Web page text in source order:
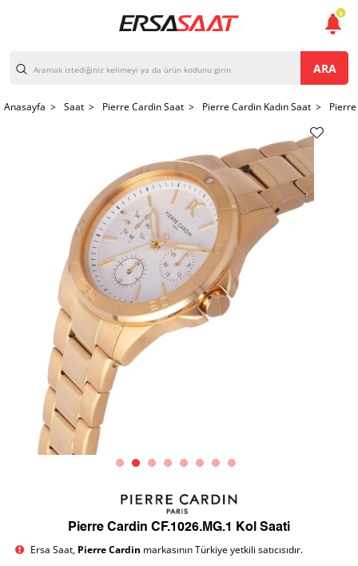
ARA
Anasayfa > Saat > Pierre Cardin Saat > Pierre Cardin Kadın Saat >
Pierre Cardin CF.1026.MG.1 Kol Saati
Ersa Saat, Pierre Cardin markasının Türkiye yetkili satıcısıdır.
1